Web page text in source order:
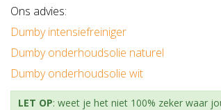
Ons advies:
Dumby intensiefreiniger
Dumby onderhoudsolie naturel
Dumby onderhoudsolie wit
LET OP: weet je het niet 100% zeker waar